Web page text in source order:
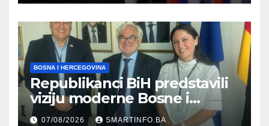
građanima
BOSNA I HERCEGOVINA
Republikanci BiH predstavili
viziju moderne Bosne i
Hercegovine ambasadoru
07/08/2026 SMARTINFO.BA